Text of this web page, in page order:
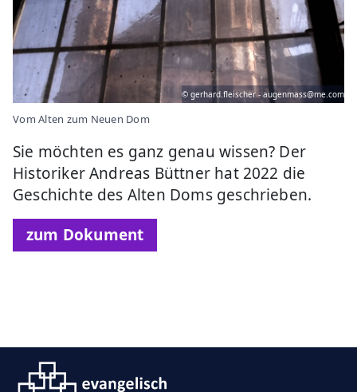
© gerhard.fleischer - augenmass@me.com
Vom Alten zum Neuen Dom
Sie möchten es ganz genau wissen? Der
Historiker Andreas Büttner hat 2022 die
Geschichte des Alten Doms geschrieben.
zum Dokument